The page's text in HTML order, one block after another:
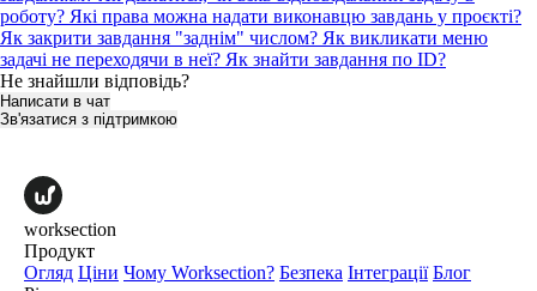
роботу? Які права можна надати виконавцю завдань у проєкті?
Як закрити завдання "заднім" числом? Як викликати меню
задачі не переходячи в неї? Як знайти завдання по ID?
Не знайшли відповідь?
Написати в чат
Зв'язатися з підтримкою
worksection
Продукт
Огляд Ціни Чому Worksection? Безпека Інтеграції Блог